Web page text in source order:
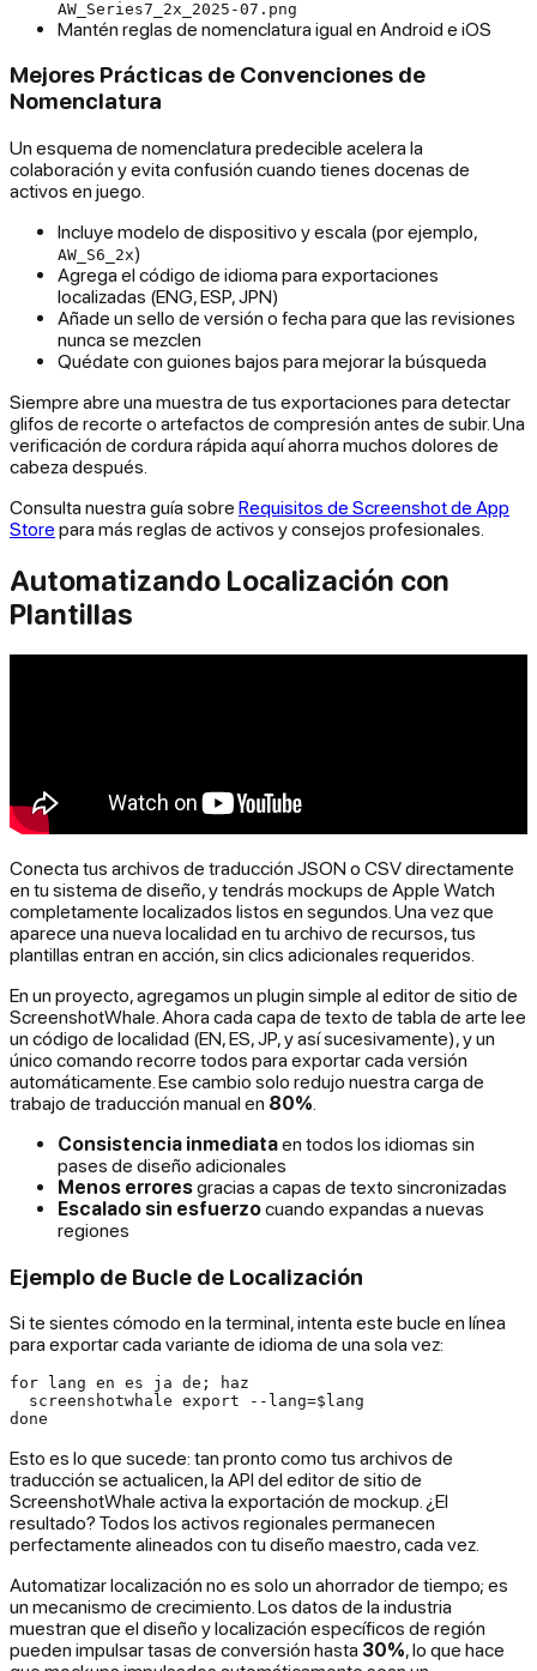
AW_Series7_2x_2025-07.png
Mantén reglas de nomenclatura igual en Android e iOS
Mejores Prácticas de Convenciones de
Nomenclatura
Un esquema de nomenclatura predecible acelera la
colaboración y evita confusión cuando tienes docenas de
activos en juego.
Incluye modelo de dispositivo y escala (por ejemplo,
AW_S6_2x)
Agrega el código de idioma para exportaciones
localizadas (ENG, ESP, JPN)
Añade un sello de versión o fecha para que las revisiones
nunca se mezclen
Quédate con guiones bajos para mejorar la búsqueda
Siempre abre una muestra de tus exportaciones para detectar
glifos de recorte o artefactos de compresión antes de subir. Una
verificación de cordura rápida aquí ahorra muchos dolores de
cabeza después.
Consulta nuestra guía sobre Requisitos de Screenshot de App
Store para más reglas de activos y consejos profesionales.
Automatizando Localización con
Plantillas
Conecta tus archivos de traducción JSON o CSV directamente
en tu sistema de diseño, y tendrás mockups de Apple Watch
completamente localizados listos en segundos. Una vez que
aparece una nueva localidad en tu archivo de recursos, tus
plantillas entran en acción, sin clics adicionales requeridos.
En un proyecto, agregamos un plugin simple al editor de sitio de
ScreenshotWhale. Ahora cada capa de texto de tabla de arte lee
un código de localidad (EN, ES, JP, y así sucesivamente), y un
único comando recorre todos para exportar cada versión
automáticamente. Ese cambio solo redujo nuestra carga de
trabajo de traducción manual en 80%
Consistencia inmediataen todos los idiomas sin
pases de diseño adicionales
Menos erroresgracias a capas de texto sincronizadas
Escalado sin esfuerzocuando expandas a nuevas
regiones
Ejemplo de Bucle de Localización
Si te sientes cómodo en la terminal, intenta este bucle en línea
para exportar cada variante de idioma de una sola vez:
for lang en es ja de; haz
  screenshotwhale export --lang=$lang
Esto es lo que sucede: tan pronto como tus archivos de
traducción se actualicen, la API del editor de sitio de
ScreenshotWhale activa la exportación de mockup. ¿El
resultado? Todos los activos regionales permanecen
perfectamente alineados con tu diseño maestro, cada vez.
Automatizar localización no es solo un ahorrador de tiempo; es
un mecanismo de crecimiento. Los datos de la industria
muestran que el diseño y localización específicos de región
pueden impulsar tasas de conversión hasta 30%, lo que hace